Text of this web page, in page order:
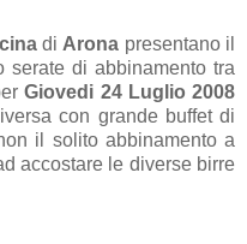
di Arona presentano il
serate di abbinamento tra
Giovedi 24 Luglio 2008
con grande buffet di
il solito abbinamento a
accostare le diverse birre